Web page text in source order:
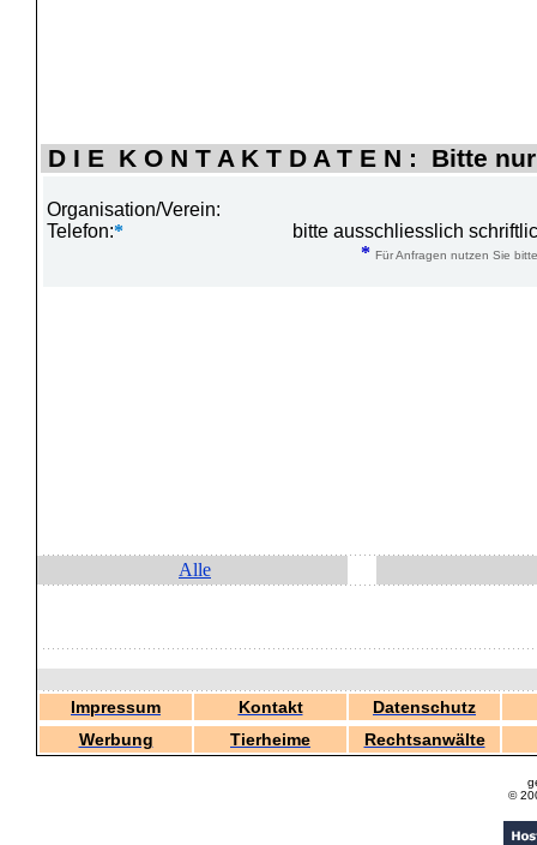
D I E K O N T A K T D A T E N : Bitte
Organisation/Verein:
Telefon:*
bitte ausschliesslich
* Für Anfragen nutzen Sie
Alle
Impressum Kontakt
Datenschutz
Werbung
Tierheime Rechtsanwälte
©